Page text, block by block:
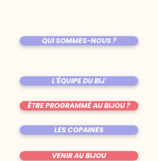
QUI SOMMES-NOUS ?
L'ÉQUIPE DU BIJ'
ÊTRE PROGRAMMÉ AU BIJOU ?
LES COPAINES
VENIR AU BIJOU